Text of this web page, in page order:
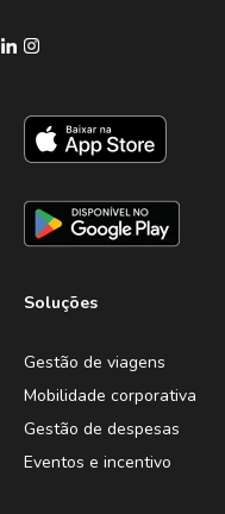
Soluções
Gestão de viagens
Mobilidade corporativa
Gestão de despesas
Eventos e incentivo